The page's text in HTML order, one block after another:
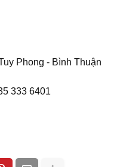
Phong - Bình Thuận
333 6401